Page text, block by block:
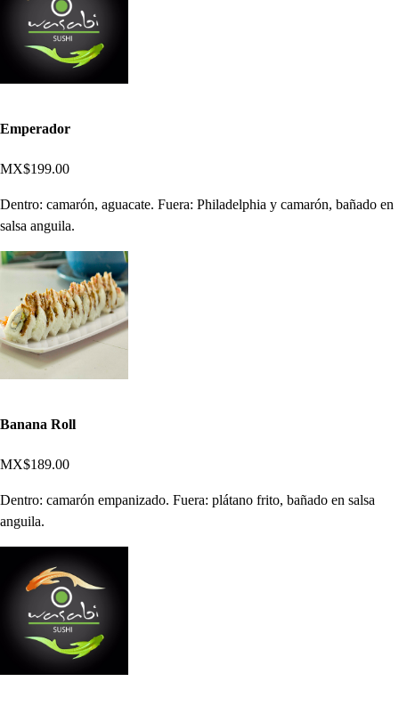
Emperador
MX$199.00
Dentro: camarón, aguacate. Fuera: Philadelphia y camarón, bañado en
salsa anguila.
Banana Roll
MX$189.00
Dentro: camarón empanizado. Fuera: plátano frito, bañado en salsa
anguila.